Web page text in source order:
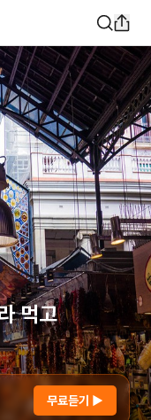
먹고
무료듣기 ▶